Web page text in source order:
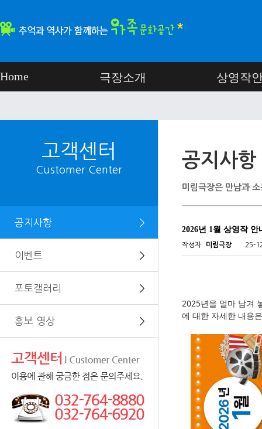
Home 극장소개 상영작
고객센터
Customer Center
공지사항 ＞
이벤트 ＞
포토갤러리 ＞
홍보 영상 ＞
공지사항
미림극장은 만남과
2026년 1월 상영작 안
작성자 미림극장 25-
2025년을 얼마 남겨
에 대한 자세한 내용